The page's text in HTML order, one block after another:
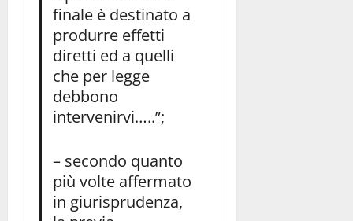
finale è destinato a
produrre effetti
diretti ed a quelli
che per legge
debbono
intervenirvi…..”;
– secondo quanto
più volte affermato
in giurisprudenza,